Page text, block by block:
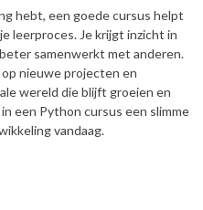
hebt, een goede cursus helpt
leerproces. Je krijgt inzicht in
samenwerkt met anderen.
nieuwe projecten en
wereld die blijft groeien en
een Python cursus een slimme
vandaag.